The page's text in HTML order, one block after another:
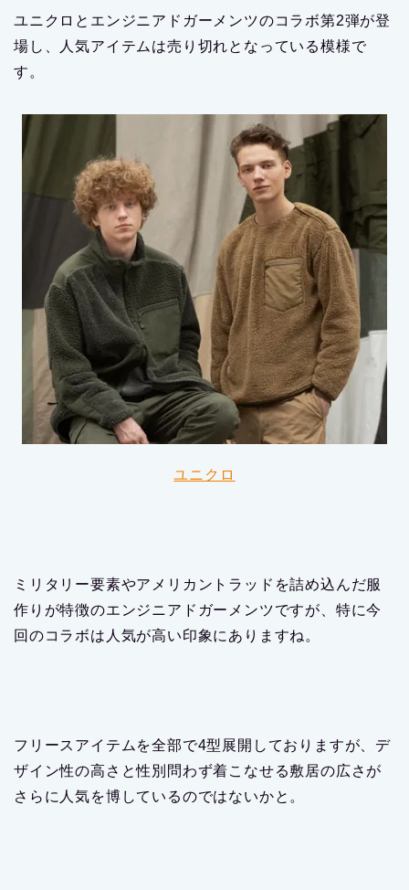
ユニクロとエンジニアドガーメンツのコラボ第2弾が登
場し、人気アイテムは売り切れとなっている模様で
す。
ユニクロ
ミリタリー要素やアメリカントラッドを詰め込んだ服
作りが特徴のエンジニアドガーメンツですが、特に今
回のコラボは人気が高い印象にありますね。
フリースアイテムを全部で4型展開しておりますが、デ
ザイン性の高さと性別問わず着こなせる敷居の広さが
さらに人気を博しているのではないかと。